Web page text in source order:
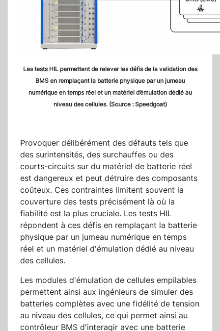
Les tests HIL permettent de relever les défis de la validation des
BMS en remplaçant la batterie physique par un jumeau
numérique en temps réel et un matériel d’émulation dédié au
niveau des cellules. (Source : Speedgoat)
Provoquer délibérément des défauts tels que
des surintensités, des surchauffes ou des
courts-circuits sur du matériel de batterie réel
est dangereux et peut détruire des composants
coûteux. Ces contraintes limitent souvent la
couverture des tests précisément là où la
fiabilité est la plus cruciale. Les tests HIL
répondent à ces défis en remplaçant la batterie
physique par un jumeau numérique en temps
réel et un matériel d'émulation dédié au niveau
des cellules.
Les modules d'émulation de cellules empilables
permettent ainsi aux ingénieurs de simuler des
batteries complètes avec une fidélité de tension
au niveau des cellules, ce qui permet ainsi au
contrôleur BMS d'interagir avec une batterie